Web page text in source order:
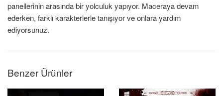
panellerinin arasında bir yolculuk yapıyor. Maceraya devam
ederken, farklı karakterlerle tanışıyor ve onlara yardım
ediyorsunuz.
Benzer Ürünler